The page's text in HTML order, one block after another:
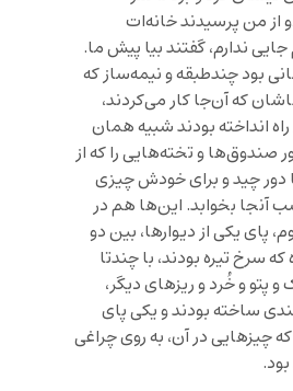
از من پرسیدند خانه‌ات
ندارم، گفتند بیا پیش ما.
بود چندطبقه و نیمه‌ساز که
که آن‌جا کار می‌کردند،
انداخته بودند شبیه همان
صندوق‌ها و تخته‌هایی را که از
دور چید و برای خودش چیزی
آنجا بخوابد. این‌ها هم در
پای یکی از دیوارها، بین دو
سرخ تیره بودند، با چندتا
پتو و خُرد و ریزهای دیگر،
ساخته بودند و یکی پای
چیزهایی در آن، به روی چراغی